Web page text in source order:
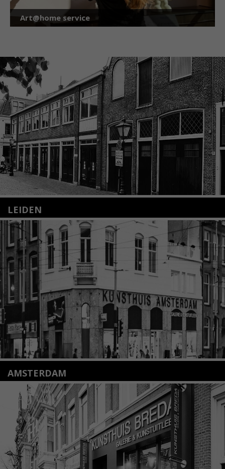
Art@home service
LEIDEN
Nieuwstraat 35
2312 KA Leiden
+31(0)71 – 52 84 480
info@kunsthuisleiden.nl
Lees meer
AMSTERDAM
Amstelveenseweg 135
1075 VX Amsterdam
+31 (0)20 2332546
info@kunsthuisamsterdam.nl
Lees meer